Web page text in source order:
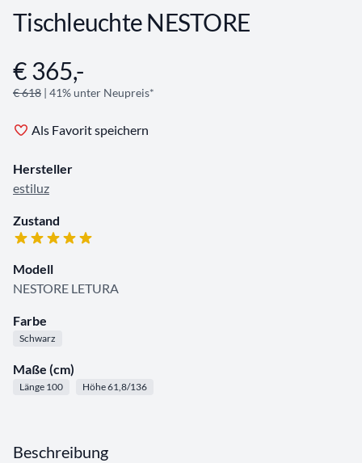
Tischleuchte NESTORE
Angebotsinformationen
€ 365,-
€ 618 | 41% unter Neupreis*
Als Favorit speichern
Hersteller
estiluz
Zustand
Modell
NESTORE LETURA
Farbe
Schwarz
Maße (cm)
Länge 100 Höhe 61,8/136
Beschreibung